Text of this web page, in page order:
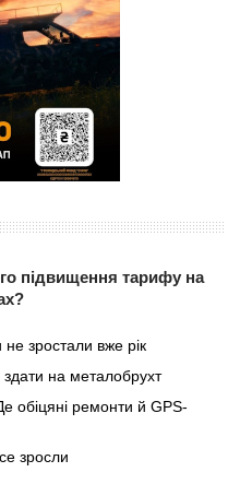
підвищення тарифу на
зростали вже рік
здати на металобрухт
обіцяні ремонти й GPS-
зросли